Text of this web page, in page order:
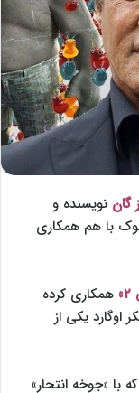
گان نویسنده و
با هم همکاری
همکاری کرده
اوگارد یکی از
که با «جوخه انتحار»